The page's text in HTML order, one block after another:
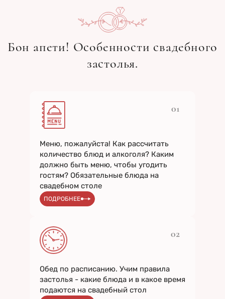
Бон апети! Особенности свадебного
застолья.
01
Меню, пожалуйста! Как рассчитать
количество блюд и алкоголя? Каким
должно быть меню, чтобы угодить
гостям? Обязательные блюда на
свадебном столе
ПОДРОБНЕЕ
02
Обед по расписанию. Учим правила
застолья - какие блюда и в какое время
подаются на свадебный стол